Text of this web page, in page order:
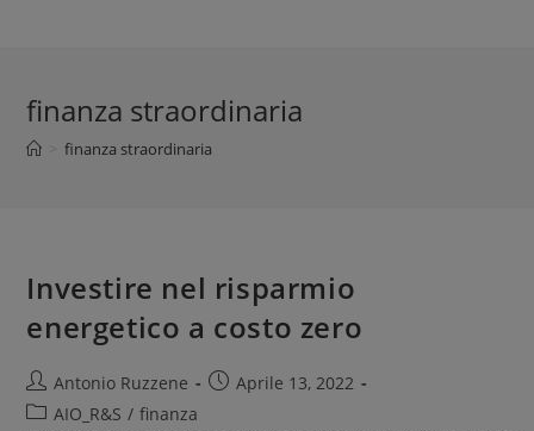
finanza straordinaria
finanza straordinaria
Investire nel risparmio
energetico a costo zero
Antonio Ruzzene
Aprile 13, 2022
AIO_R&S / finanza